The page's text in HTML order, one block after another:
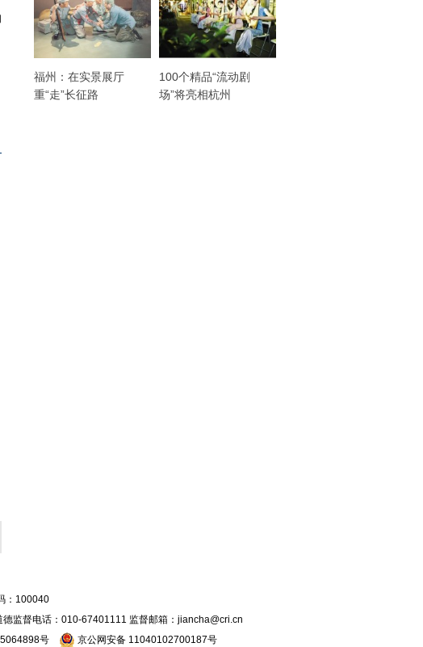
福州：在实景展厅
重“走”长征路
100个精品“流动剧
场”将亮相杭州
：100040
监督电话：010-67401111 监督邮箱：jiancha@cri.cn
号 京公网安备 11040102700187号